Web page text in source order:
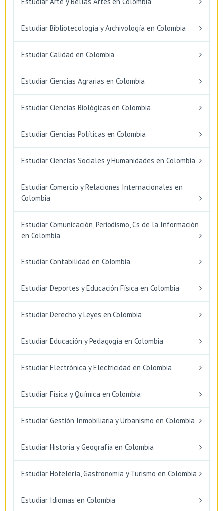
Estudiar Bibliotecología y Archivología en Colombia
Estudiar Calidad en Colombia
Estudiar Ciencias Agrarias en Colombia
Estudiar Ciencias Biológicas en Colombia
Estudiar Ciencias Políticas en Colombia
Estudiar Ciencias Sociales y Humanidades en Colombia
Estudiar Comercio y Relaciones Internacionales en
Colombia
Estudiar Comunicación, Periodismo, Cs de la Información
en Colombia
Estudiar Contabilidad en Colombia
Estudiar Deportes y Educación Física en Colombia
Estudiar Derecho y Leyes en Colombia
Estudiar Educación y Pedagogía en Colombia
Estudiar Electrónica y Electricidad en Colombia
Estudiar Física y Química en Colombia
Estudiar Gestión Inmobiliaria y Urbanismo en Colombia
Estudiar Historia y Geografía en Colombia
Estudiar Hotelería, Gastronomía y Turismo en Colombia
Estudiar Idiomas en Colombia